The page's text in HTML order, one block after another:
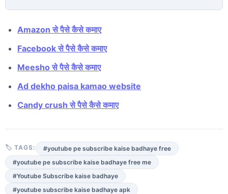
Amazon से पैसे कैसे कमाए
Facebook से पैसे कैसे कमाए
Meesho से पैसे कैसे कमाए
Ad dekho paisa kamao website
Candy crush से पैसे कैसे कमाए
🏷 TAGS:
#youtube pe subscribe kaise badhaye free
#youtube pe subscribe kaise badhaye free me
#Youtube Subscribe kaise badhaye
#youtube subscribe kaise badhaye apk